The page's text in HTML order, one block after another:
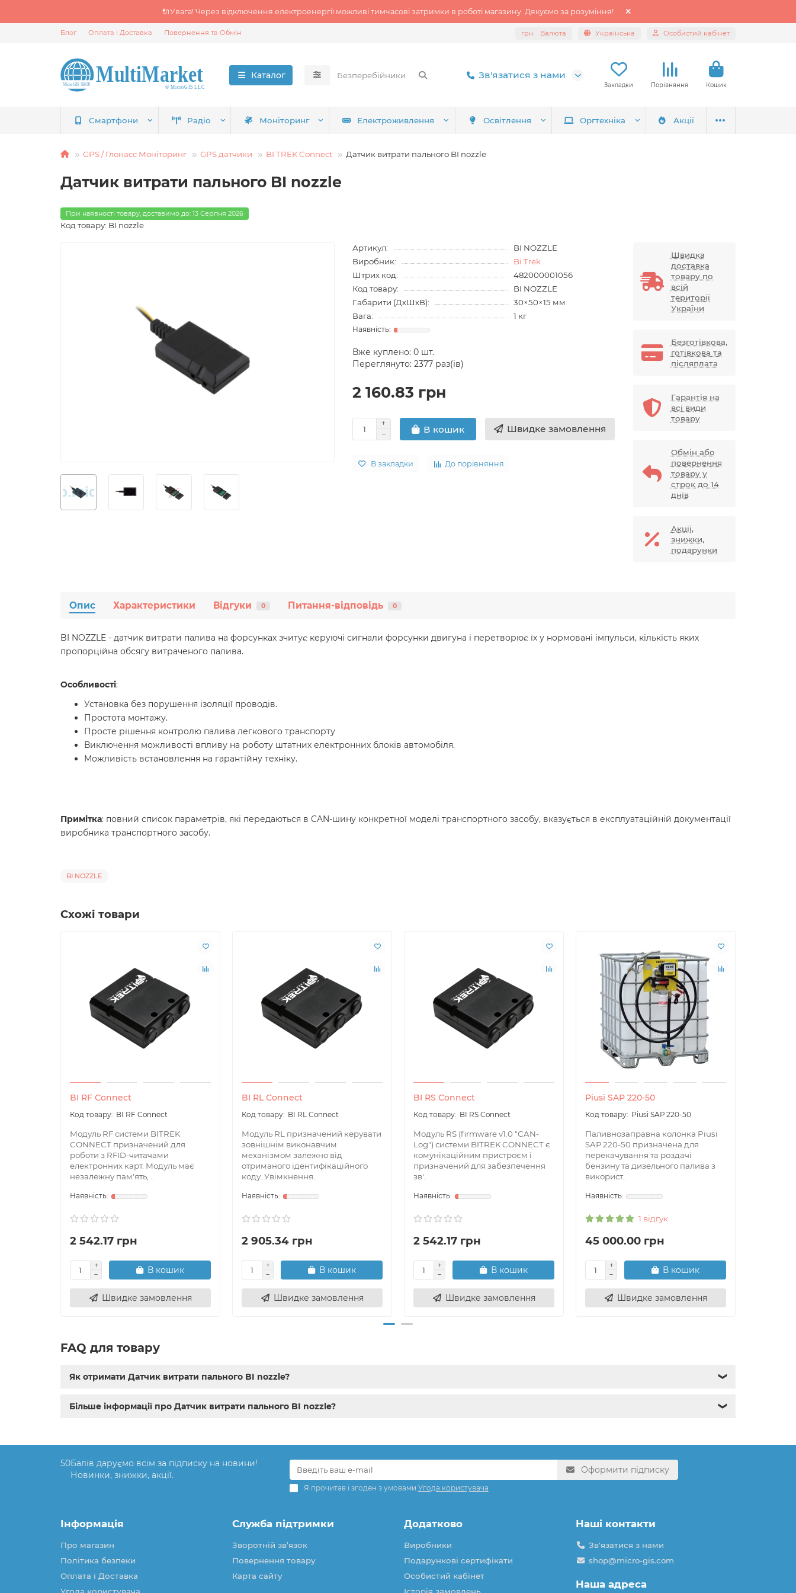
🔌Увага! Через відключення електроенергії можливі тимчасові затримки в роботі магазину. Дякуємо за розуміння!
Блог Оплата і Доставка Повернення та Обмін грн Валюта Українська Особистий кабінет
Каталог Зв'язатися з нами
Закладки Порівняння Кошик
Смартфони Радіо Моніторинг Електроживлення Освітлення Оргтехніка Акції
GPS / Глонасс Моніторинг GPS датчики BI TREK Connect Датчик витрати пального BI nozzle
Датчик витрати пального BI nozzle
При наявності товару, доставимо до: 13 Серпня 2026
Код товару: BI nozzle
Артикул:
BI NOZZLE
Виробник:
Bi Trek
Штрих код:
482000001056
Код товару:
BI NOZZLE
Габарити (ДхШхВ):
30×50×15 мм
Вага:
1 кг
Вже куплено:0 шт.
Переглянуто: 2377 раз(ів)
2 160.83 грн
В кошик Швидке замовлення
В закладки До порівняння
Швидка
доставка
товару по
всій
території
України
Безготівкова,
готівкова та
післяплата
Гарантія на
всі види
товару
Обмін або
повернення
товару у
строк до 14
днів
Акції,
знижки,
подарунки
Опис Характеристики Відгуки 0 Питання-відповідь 0
BI NOZZLE - датчик витрати палива на форсунках зчитує керуючі сигнали форсунки двигуна і перетворює їх у нормовані імпульси, кількість яких
пропорційна обсягу витраченого палива.
Особливості:
Установка без порушення ізоляції проводів.
Простота монтажу.
Просте рішення контролю палива легкового транспорту
Виключення можливості впливу на роботу штатних електронних блоків автомобіля.
Можливість встановлення на гарантійну техніку.
Примітка: повний список параметрів, які передаються в CAN-шину конкретної моделі транспортного засобу, вказується в експлуатаційній документації
виробника транспортного засобу.
BI NOZZLE
Схожі товари
BI RF Connect
BI RF Connect
Модуль RF системи BITREK
CONNECT призначений для
роботи з RFID-читачами
електронних карт. Модуль має
незалежну пам'ять, ..
2 542.17 грн
В кошик
Швидке замовлення
BI RL Connect
BI RL Connect
Модуль RL призначений керувати
зовнішнім виконавчим
механізмом залежно від
отриманого ідентифікаційного
коду. Увімкнення..
2 905.34 грн
В кошик
Швидке замовлення
BI RS Connect
BI RS Connect
Модуль RS (firmware v1.0 "CAN-
Log") системи BITREK CONNECT є
комунікаційним пристроєм і
призначений для забезпечення
зв'..
2 542.17 грн
В кошик
Швидке замовлення
Piusi SAР 220-50
Piusi SAР 220-50
Паливнозаправна колонка Piusi
SAР 220-50 призначена для
перекачування та роздачі
бензину та дизельного палива з
використ..
1 відгук
45 000.00 грн
В кошик
Швидке замовлення
FAQ для товару
Як отримати Датчик витрати пального BI nozzle? ❯
Більше інформації про Датчик витрати пального BI nozzle? ❯
50Балів даруємо всім за підписку на новини!
Новинки, знижки, акції.
Оформити підписку
Я прочитав і згоден з умовами Угода користувача
Інформація
Про магазин
Політика безпеки
Оплата і Доставка
Служба підтримки
Зворотній зв’язок
Повернення товару
Карта сайту
Додатково
Виробники
Подарункові сертифікати
Особистий кабінет
Наші контакти
Зв'язатися з нами
shop@micro-gis.com
Наша адреса